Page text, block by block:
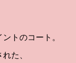
トのコート。
た、